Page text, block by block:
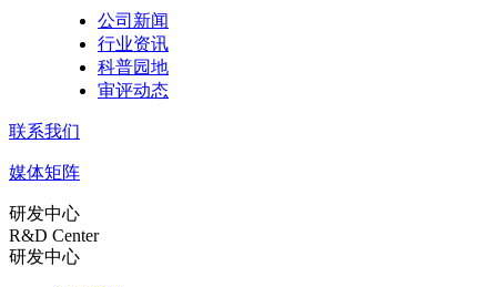
公司新闻
行业资讯
科普园地
审评动态
联系我们
媒体矩阵
研发中心
R&D Center
研发中心